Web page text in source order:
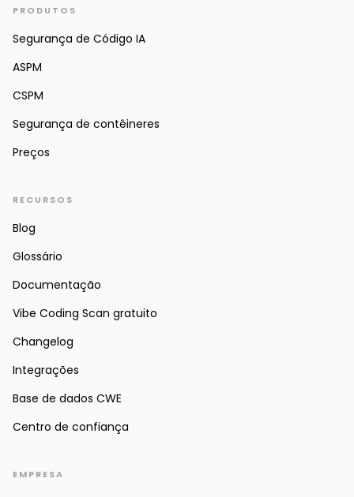
PRODUTOS
Segurança de Código IA
ASPM
CSPM
Segurança de contêineres
Preços
RECURSOS
Blog
Glossário
Documentação
Vibe Coding Scan gratuito
Changelog
Integrações
Base de dados CWE
Centro de confiança
EMPRESA